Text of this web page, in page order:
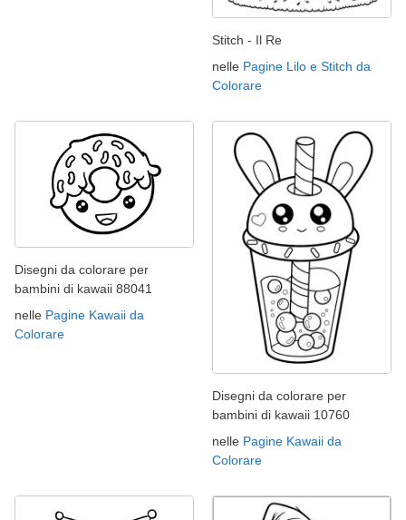
Stitch - Il Re
nelle Pagine Lilo e Stitch da
Colorare
Disegni da colorare per
bambini di kawaii 88041
nelle Pagine Kawaii da
Colorare
Disegni da colorare per
bambini di kawaii 10760
nelle Pagine Kawaii da
Colorare